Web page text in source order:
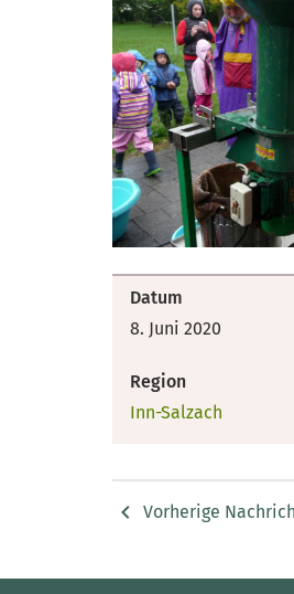
Datum
8. Juni 2020
Region
Inn-Salzach
Vorherige